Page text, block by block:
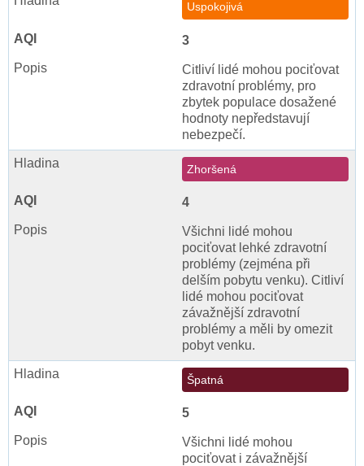
Uspokojivá
3
Citliví lidé mohou pociťovat
zdravotní problémy, pro
zbytek populace dosažené
hodnoty nepředstavují
nebezpečí.
Zhoršená
4
Všichni lidé mohou
pociťovat lehké zdravotní
problémy (zejména při
delším pobytu venku). Citliví
lidé mohou pociťovat
závažnější zdravotní
problémy a měli by omezit
pobyt venku.
Špatná
5
Všichni lidé mohou
pociťovat i závažnější